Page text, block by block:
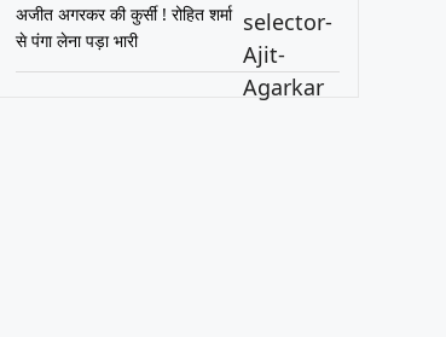
अजीत अगरकर की कुर्सी ! रोहित शर्मा
से पंगा लेना पड़ा भारी